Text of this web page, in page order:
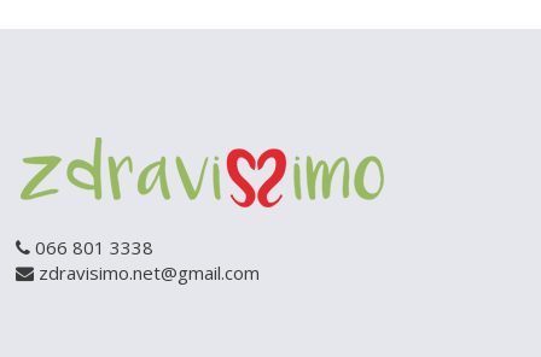
066 801 3338
zdravisimo.net@gmail.com